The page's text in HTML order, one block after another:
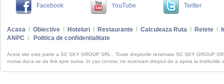
Facebook YouTube Twitter
Acasa Obiective Hoteluri Restaurante Calculeaza Ruta Retete
ANPC
Politica de confidentialitate
Acest site este parte a SC SKY GROUP SRL . Toate drepturile rezervate SC SKY GROUP
numai daca se da link spre sursa. In caz contrar, ne rezervam dreptul de a apela la institutiile